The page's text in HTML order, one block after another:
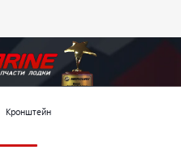
Кронштейн